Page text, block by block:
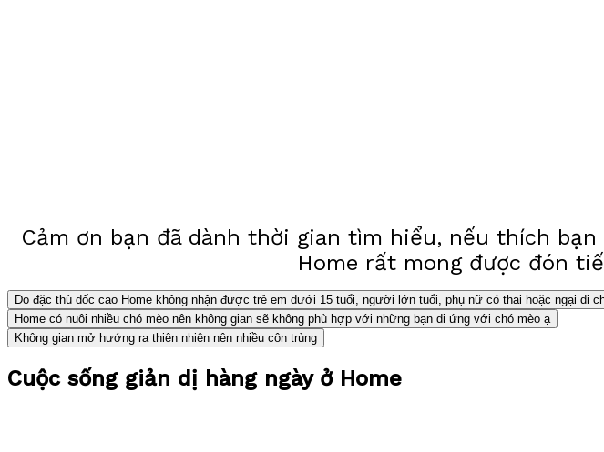
Cảm ơn bạn đã dành thời gian tìm hiểu, nếu thích
Home rất mong được đón
Do đặc thù dốc cao Home không nhận được trẻ em dưới 15 tuổi, người lớn tuổi, phụ nữ có thai hoặc ngại di
Home có nuôi nhiều chó mèo nên không gian sẽ không phù hợp với những bạn di ứng với chó mèo ạ
Không gian mở hướng ra thiên nhiên nên nhiều côn trùng
Cuộc sống giản dị hàng ngày ở Home